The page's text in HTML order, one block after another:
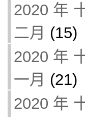
2020 年
二月 (15)
2020 年
一月 (21)
2020 年